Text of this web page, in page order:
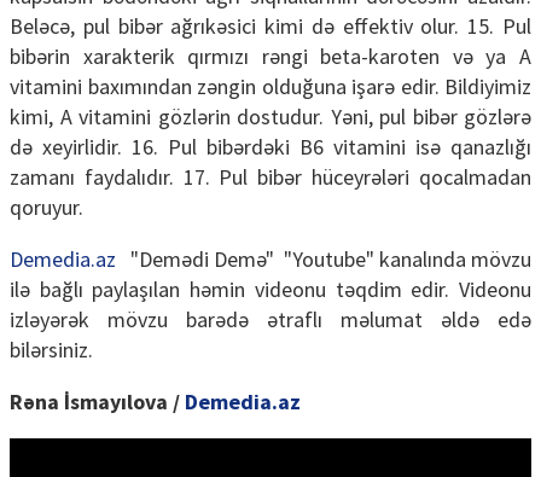
Beləcə, pul bibər ağrıkəsici kimi də effektiv olur. 15. Pul
bibərin xarakterik qırmızı rəngi beta-karoten və ya A
vitamini baxımından zəngin olduğuna işarə edir. Bildiyimiz
kimi, A vitamini gözlərin dostudur. Yəni, pul bibər gözlərə
də xeyirlidir. 16. Pul bibərdəki B6 vitamini isə qanazlığı
zamanı faydalıdır. 17. Pul bibər hüceyrələri qocalmadan
qoruyur.
Demedia.az "Demədi Demə" "Youtube" kanalında mövzu
ilə bağlı paylaşılan həmin videonu təqdim edir. Videonu
izləyərək mövzu barədə ətraflı məlumat əldə edə
bilərsiniz.
Rəna İsmayılova / Demedia.az